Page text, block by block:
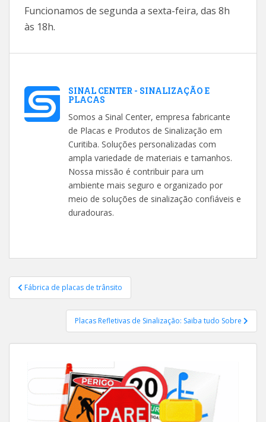
Funcionamos de segunda a sexta-feira, das 8h
às 18h.
SINAL CENTER - SINALIZAÇÃO E
PLACAS
Somos a Sinal Center, empresa fabricante
de Placas e Produtos de Sinalização em
Curitiba. Soluções personalizadas com
ampla variedade de materiais e tamanhos.
Nossa missão é contribuir para um
ambiente mais seguro e organizado por
meio de soluções de sinalização confiáveis e
duradouras.
Navegação
de
Fábrica de placas de trânsito
Placas Refletivas de Sinalização: Saiba tudo Sobre